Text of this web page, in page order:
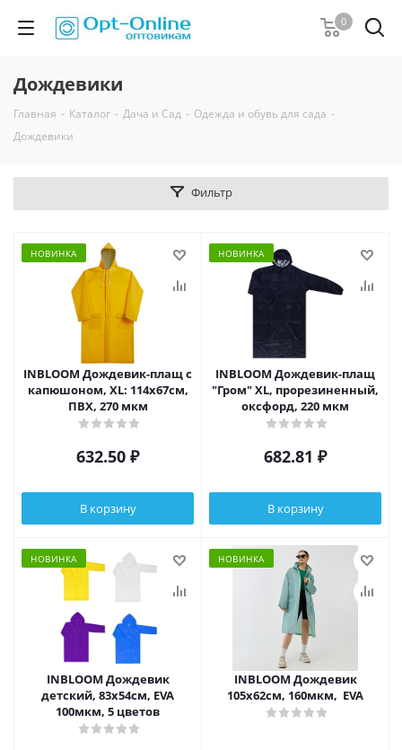
0
Дождевики
Главная - Каталог - Дача и Сад - Одежда и обувь для сада -
Дождевики
Фильтр
НОВИНКА
INBLOOM Дождевик-плащ с
капюшоном, XL: 114x67см,
ПВХ, 270 мкм
632.50 ₽
В корзину
НОВИНКА
INBLOOM Дождевик-плащ
"Гром" XL, прорезиненный,
оксфорд, 220 мкм
682.81 ₽
В корзину
НОВИНКА
INBLOOM Дождевик
детский, 83х54см, EVA
100мкм, 5 цветов
НОВИНКА
INBLOOM Дождевик
105х62см, 160мкм, EVA